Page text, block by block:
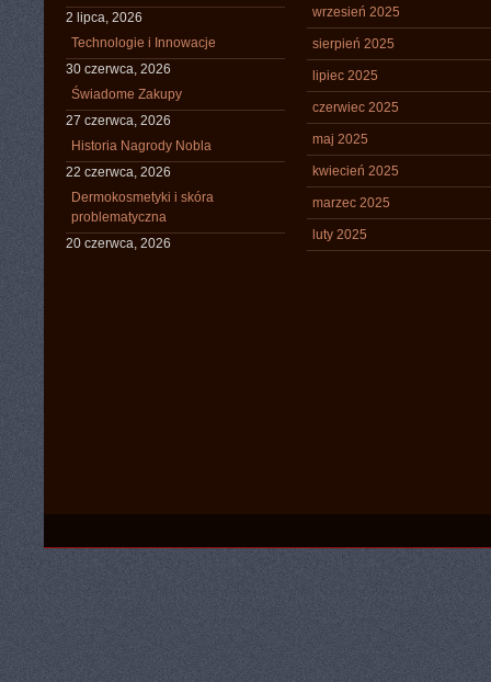
2 lipca, 2026
Technologie i Innowacje
30 czerwca, 2026
Świadome Zakupy
27 czerwca, 2026
Historia Nagrody Nobla
22 czerwca, 2026
Dermokosmetyki i skóra
problematyczna
20 czerwca, 2026
wrzesień 2025
sierpień 2025
lipiec 2025
czerwiec 2025
maj 2025
kwiecień 2025
marzec 2025
luty 2025